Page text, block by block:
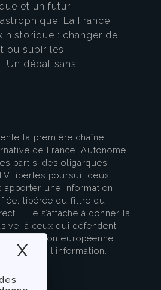
X Masquer le
et un futur
La France
historique : changer de
ou subir les
Un débat sans
la première chaîne
de France. Autonome
partis, des oligarques
poursuit deux
apporter une information
libérée du filtre du
Elle s’attache à donner la
à ceux qui défendent
la civilisation européenne.
pointe de l’information.